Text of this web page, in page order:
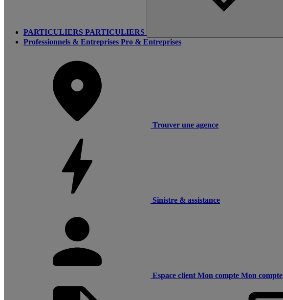
PARTICULIERS PARTICULIERS
Professionnels & Entreprises Pro & Entreprises
Trouver une agence
Sinistre & assistance
Espace client Mon compte Mon compte